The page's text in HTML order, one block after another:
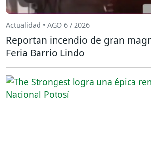
Actualidad • AGO 6 / 2026
Reportan incendio de gran
Feria Barrio Lindo